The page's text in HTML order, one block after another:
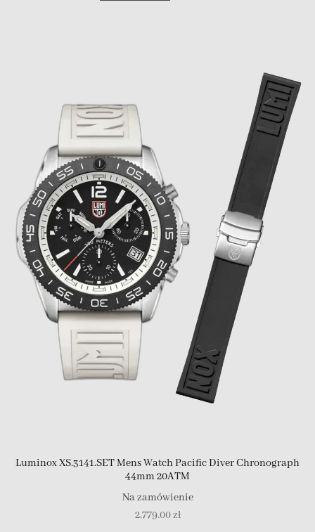
Luminox XS.3141.SET Mens Watch Pacific Diver Chronograph
44mm 20ATM
Na zamówienie
2,779.00zł